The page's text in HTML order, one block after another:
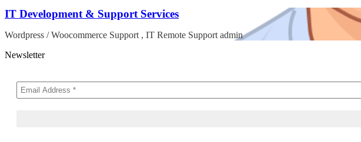
IT Development & Support Services
Wordpress / Woocommerce Support , IT Remote Support admin
Newsletter